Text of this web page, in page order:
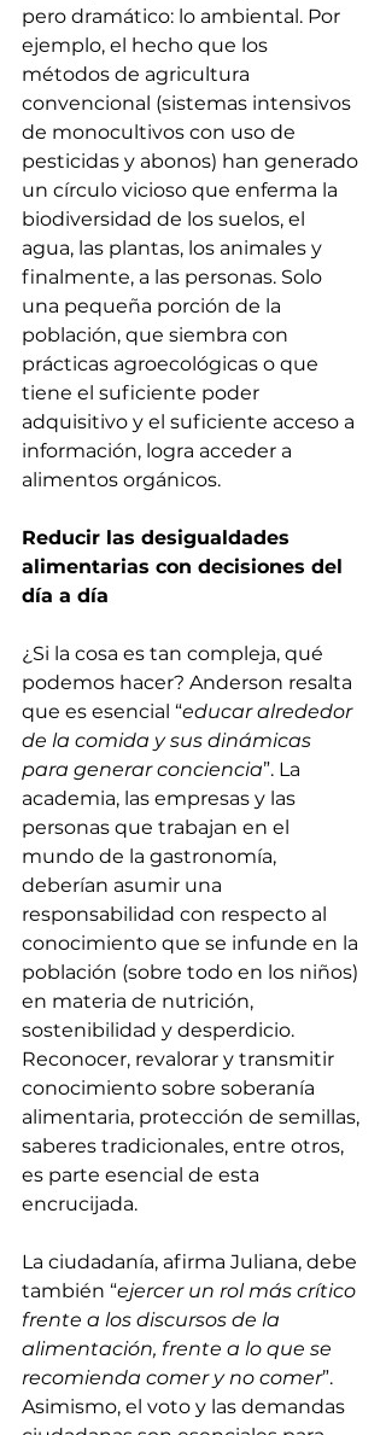
pero dramático: lo ambiental. Por
ejemplo, el hecho que los
métodos de agricultura
convencional (sistemas intensivos
de monocultivos con uso de
pesticidas y abonos) han generado
un círculo vicioso que enferma la
biodiversidad de los suelos, el
agua, las plantas, los animales y
finalmente, a las personas. Solo
una pequeña porción de la
población, que siembra con
prácticas agroecológicas o que
tiene el suficiente poder
adquisitivo y el suficiente acceso a
información, logra acceder a
alimentos orgánicos.
Reducir las desigualdades
alimentarias con decisiones del
día a día
¿Si la cosa es tan compleja, qué
podemos hacer? Anderson resalta
que es esencial “educar alrededor
de la comida y sus dinámicas
para generar conciencia”. La
academia, las empresas y las
personas que trabajan en el
mundo de la gastronomía,
deberían asumir una
responsabilidad con respecto al
conocimiento que se infunde en la
población (sobre todo en los niños)
en materia de nutrición,
sostenibilidad y desperdicio.
Reconocer, revalorar y transmitir
conocimiento sobre soberanía
alimentaria, protección de semillas,
saberes tradicionales, entre otros,
es parte esencial de esta
encrucijada.
La ciudadanía, afirma Juliana, debe
también “ejercer un rol más crítico
frente a los discursos de la
alimentación, frente a lo que se
recomienda comer y no comer”.
Asimismo, el voto y las demandas